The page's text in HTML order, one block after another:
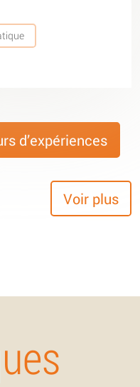
d’expériences
Voir plus